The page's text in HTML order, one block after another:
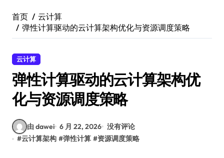
首页
云计算
弹性计算驱动的云计算架构优化与资源调度策略
云计算
弹性计算驱动的云计算架构优
化与资源调度策略
由 dawei 6 月 22, 2026 没有评论
#云计算架构 #弹性计算 #资源调度策略